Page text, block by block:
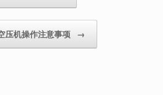
压机操作注意事项 →